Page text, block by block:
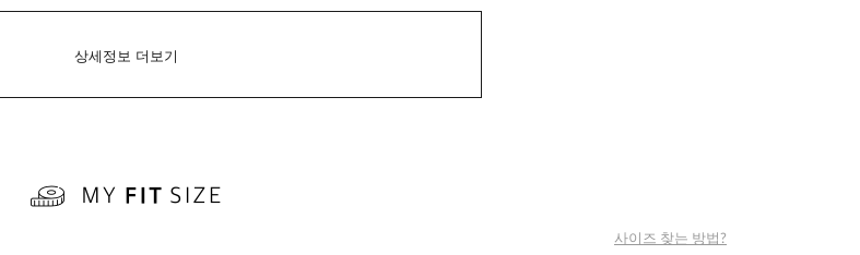
상세정보 더보기